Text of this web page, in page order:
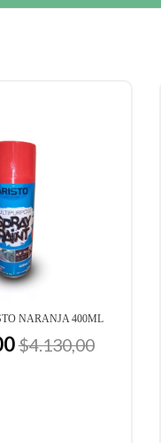
NARANJA 400ML
$4.130,00